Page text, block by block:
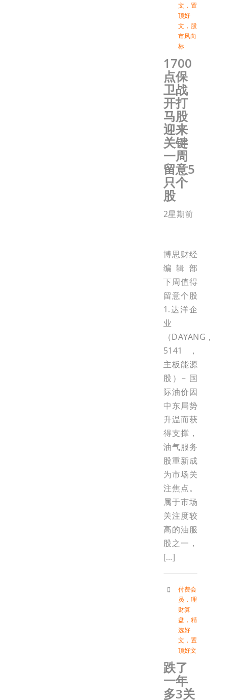
文 ， 置
顶好
文 ， 股
市风向
标
1700
点保
卫战
开打
马股
迎来
关键
一周
留意5
只个
股
2星期前
博思财经
编辑部
下周值得
留意个股
1.达洋企
业
（DAYANG，
5141，
主板能源
股）– 国
际油价因
中东局势
升温而获
得支撑，
油气服务
股重新成
为市场关
注焦点。
属于市场
关注度较
高的油服
股之一，
[…]
付费会
员 ， 理
财算
盘 ， 精
选好
文 ， 置
顶好文
跌了
一年
多3关